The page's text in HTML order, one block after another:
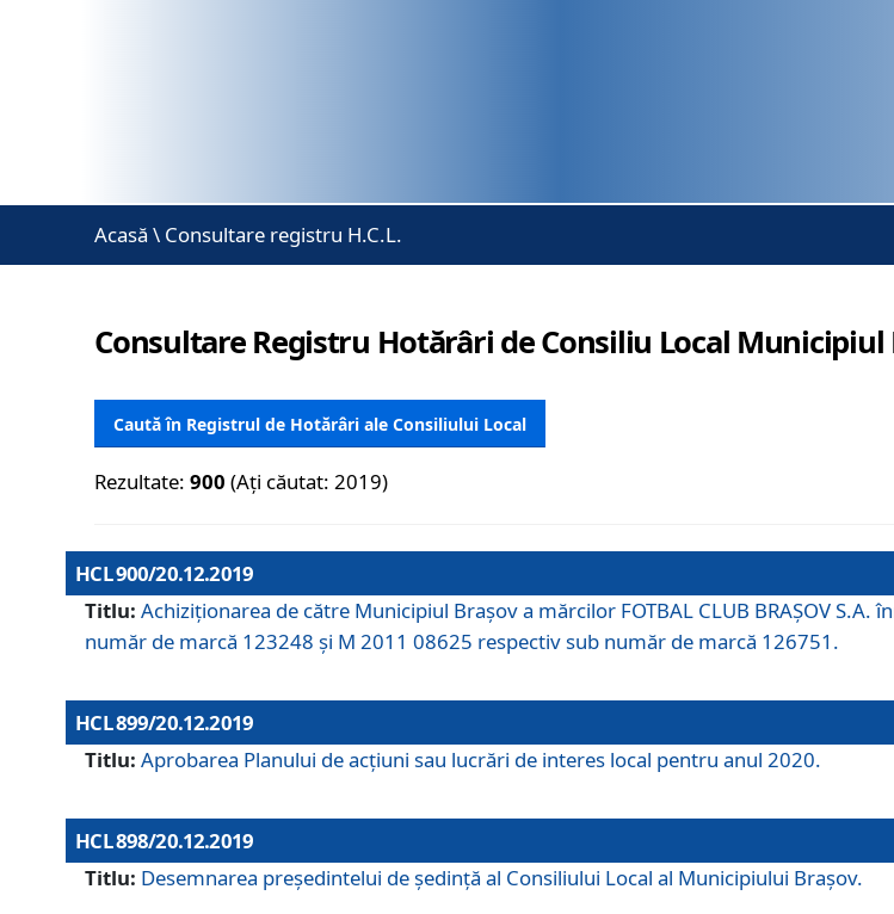
Acasă \ Consultare registru H.C.L.
Consultare Registru Hotărâri de Consiliu Local Municipiul
Caută în Registrul de Hotărâri ale Consiliului Local
Rezultate:900 (Ați căutat: 2019)
HCL 900/20.12.2019
Titlu: Achiziționarea de către Municipiul Brașov a mărcilor FOTBAL CLUB BRAȘOV
număr de marcă 123248 și M 2011 08625 respectiv sub număr de marcă 126751.
HCL 899/20.12.2019
Titlu: Aprobarea Planului de acţiuni sau lucrări de interes local pentru anul 2020.
HCL 898/20.12.2019
Titlu: Desemnarea preşedintelui de şedinţă al Consiliului Local al Municipiului Braşov.